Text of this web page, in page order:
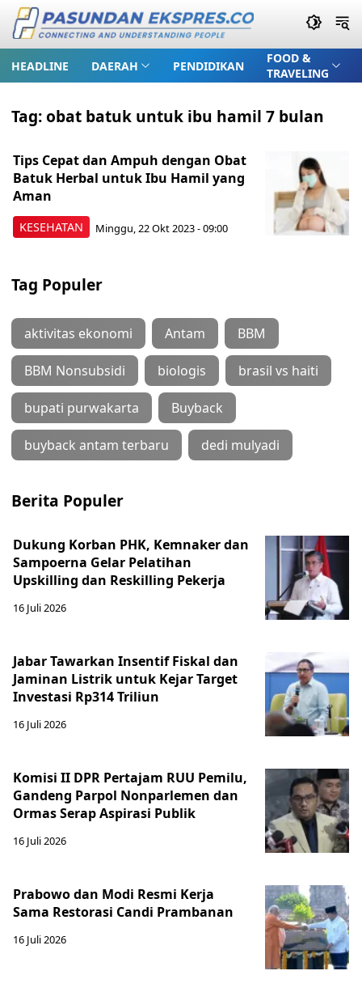
HEADLINE DAERAH PENDIDIKAN
FOOD &
TRAVELING
Tag:obat batuk untuk ibu hamil 7 bulan
KESEHATAN
Tips Cepat dan Ampuh dengan Obat
Batuk Herbal untuk Ibu Hamil yang
Aman
Minggu, 22 Okt 2023 - 09:00
Tag Populer
aktivitas ekonomi Antam BBM
BBM Nonsubsidi biologis brasil vs haiti
bupati purwakarta Buyback
buyback antam terbaru dedi mulyadi
Berita Populer
Dukung Korban PHK, Kemnaker dan
Sampoerna Gelar Pelatihan
Upskilling dan Reskilling Pekerja
16 Juli 2026
Jabar Tawarkan Insentif Fiskal dan
Jaminan Listrik untuk Kejar Target
Investasi Rp314 Triliun
16 Juli 2026
Komisi II DPR Pertajam RUU Pemilu,
Gandeng Parpol Nonparlemen dan
Ormas Serap Aspirasi Publik
16 Juli 2026
Prabowo dan Modi Resmi Kerja
Sama Restorasi Candi Prambanan
16 Juli 2026